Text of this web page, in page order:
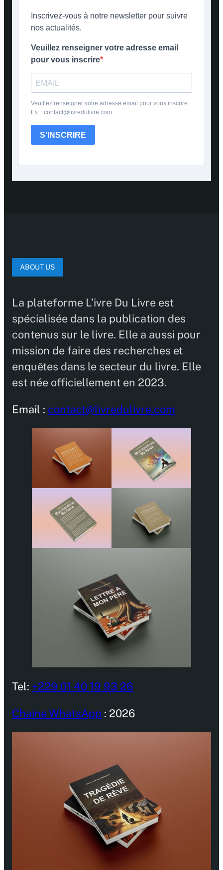
Inscrivez-vous à notre newsletter pour suivre
nos actualités.
Veuillez renseigner votre adresse email
pour vous inscrire
Veuillez renseigner votre adresse email pour vous inscrire.
Ex. : contact@livredulivre.com
S'INSCRIRE
ABOUT US
La plateforme L’ivre Du Livre est
spécialisée dans la publication des
contenus sur le livre. Elle a aussi pour
mission de faire des recherches et
enquêtes dans le secteur du livre. Elle
est née officiellement en 2023.
Email : contact@livredulivre.com
Tel: +229 01 40 19 93 26
Chaine WhatsApp : 2026